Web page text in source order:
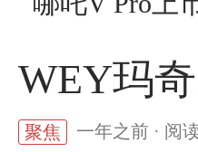
WEY玛
聚焦 一年之前 · 阅